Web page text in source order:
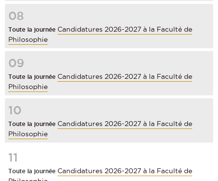
08
Toute la journée Candidatures 2026-2027 à la Faculté de
Philosophie
09
Toute la journée Candidatures 2026-2027 à la Faculté de
Philosophie
10
Toute la journée Candidatures 2026-2027 à la Faculté de
Philosophie
11
Toute la journée Candidatures 2026-2027 à la Faculté de